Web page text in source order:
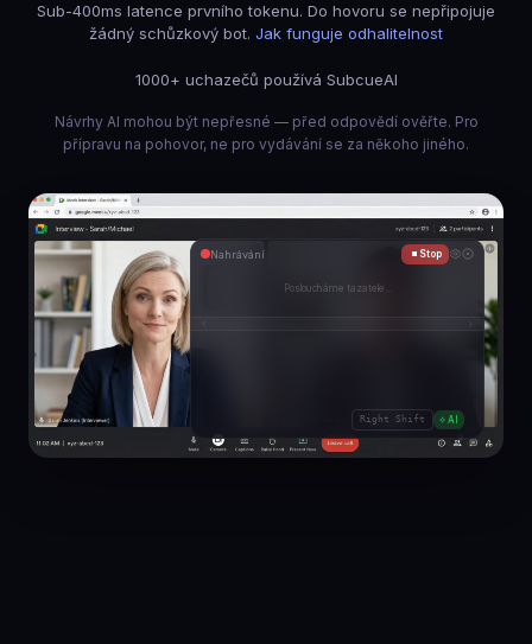
Sub-400ms latence prvního tokenu. Do hovoru se nepřipojuje
žádný schůzkový bot. Jak funguje odhalitelnost
1000+ uchazečů používá SubcueAI
Návrhy AI mohou být nepřesné — před odpovědí ověřte. Pro
přípravu na pohovor, ne pro vydávání se za někoho jiného.
Nahrávání Stop
Right Shift AI